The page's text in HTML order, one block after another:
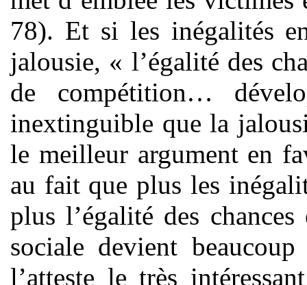
78). Et si les inégalités
jalousie, « l’égalité des
de compétition…
inextinguible que la
le meilleur argument en
au fait que plus les
plus l’égalité des
sociale devient
l’atteste le très